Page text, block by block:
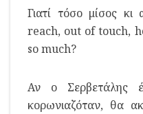
Γιατί τόσο μίσος
reach, out of touch,
so much?
Αν ο Σερβετάλης
κορωνιαζόταν, θα